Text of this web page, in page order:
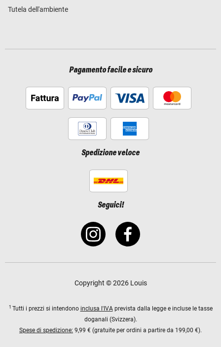
Tutela dell'ambiente
Pagamento facile e sicuro
Spedizione veloce
Seguici!
Copyright © 2026 Louis
1 Tutti i prezzi si intendono inclusa l'IVAprevista dalla legge e incluse le tasse
doganali (Svizzera).
Spese di spedizione: 9,99 € (gratuite per ordini a partire da 199,00 €).